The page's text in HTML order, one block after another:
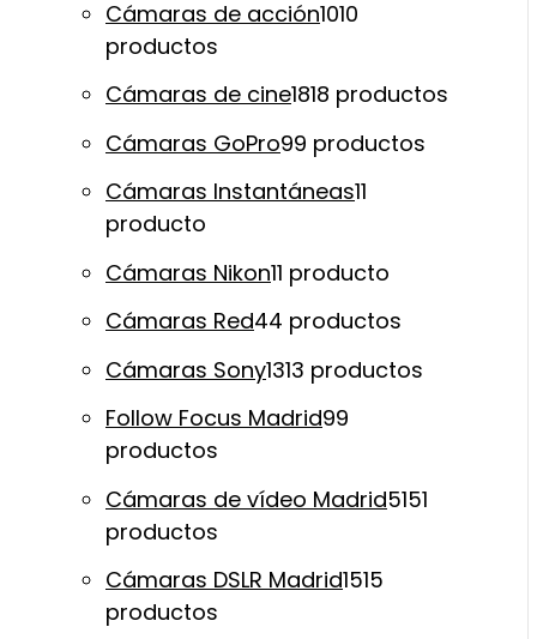
Cámaras de acción1010
productos
Cámaras de cine1818 productos
Cámaras GoPro99 productos
Cámaras Instantáneas11
producto
Cámaras Nikon11 producto
Cámaras Red44 productos
Cámaras Sony1313 productos
Follow Focus Madrid99
productos
Cámaras de vídeo Madrid5151
productos
Cámaras DSLR Madrid1515
productos